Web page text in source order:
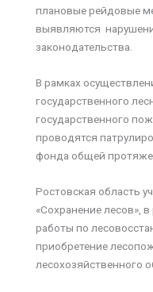
плановые рейдовые
выявляются
законодательства.
В рамках
государственного
государственного
проводятся
фонда общей
Ростовская область
«Сохранение лесов»,
работы по
приобретение
лесохозяйственного